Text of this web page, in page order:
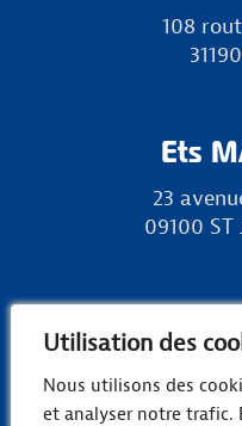
Utilisation des
Nous utilisons des
et analyser notre trafic.
108
Ets
23
09100 ST
31800